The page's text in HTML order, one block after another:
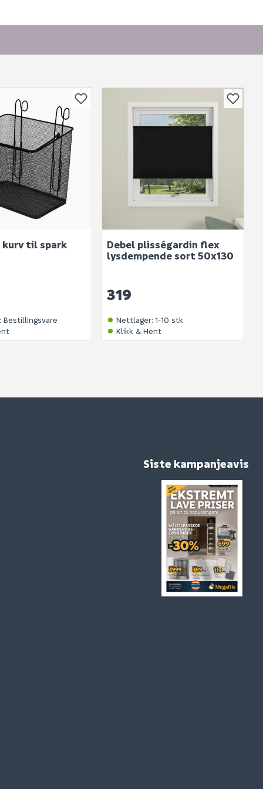
andre?
bli vist her etter at det er besvart.
Bli den første til å stille et spørsmål til dette
kurv til spark
Bestillingsvare
Debel plisségardin flex
lysdempende sort 50x130
319
Nettlager: 1-10 stk
Klikk & Hent
Siste kampanjeavis